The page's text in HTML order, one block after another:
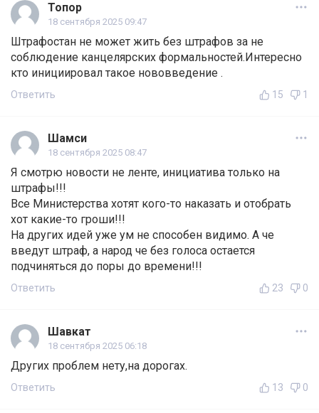
Топор
18 сентября 2025 09:47
Штрафостан не может жить без штрафов за не
соблюдение канцелярских формальностей.Интересно
кто инициировал такое нововведение .
Ответить 15 1
Шамси
18 сентября 2025 08:47
Я смотрю новости не ленте, инициатива только на
штрафы!!!
Все Министерства хотят кого-то наказать и отобрать
хот какие-то гроши!!!
На других идей уже ум не способен видимо. А че
введут штраф, а народ че без голоса остается
подчиняться до поры до времени!!!
Ответить 23 0
Шавкат
18 сентября 2025 06:18
Других проблем нету,на дорогах.
Ответить 13 0